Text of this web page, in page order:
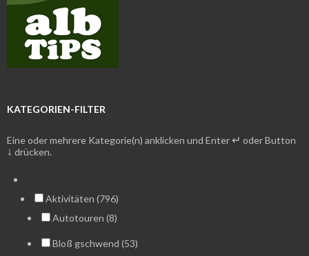
KATEGORIEN-FILTER
Eine oder mehrere Kategorie(n) anklicken und Enter ↵ oder Button
↓ drücken.
Aktivitäten (796)
Autotouren (8)
Bloß gschwend (53)